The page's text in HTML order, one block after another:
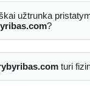
užtrunka
?
turi